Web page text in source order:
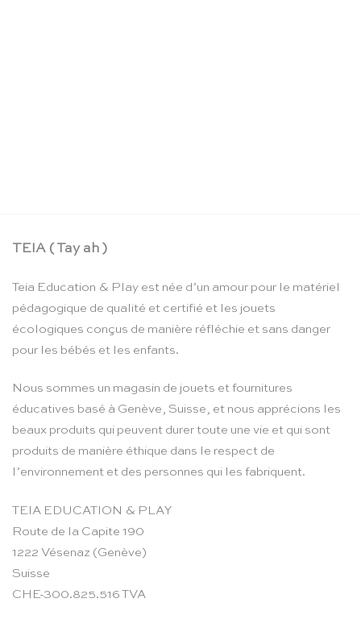
TEIA ( Tay ah )
Teia Education & Play est née d’un amour pour le matériel
pédagogique de qualité et certifié et les jouets
écologiques conçus de manière réfléchie et sans danger
pour les bébés et les enfants.
Nous sommes un magasin de jouets et fournitures
éducatives basé à Genève, Suisse, et nous apprécions les
beaux produits qui peuvent durer toute une vie et qui sont
produits de manière éthique dans le respect de
l’environnement et des personnes qui les fabriquent.
TEIA EDUCATION & PLAY
Route de la Capite 190
1222 Vésenaz (Genève)
Suisse
CHE-300.825.516 TVA